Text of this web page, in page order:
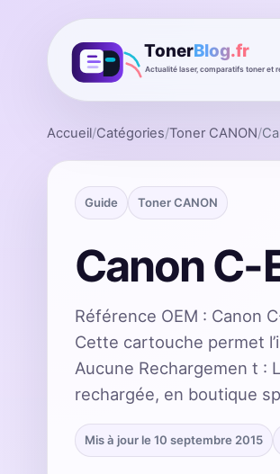
Accueil/Catégories/Toner CANON/
Guide Toner CANON
Canon C-
Référence OEM : Canon
Cette cartouche permet
Aucune Rechargemen t :
rechargée, en boutique
Mis à jour le 10 septembre 2015